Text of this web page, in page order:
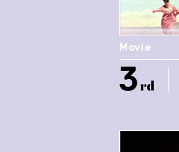
Movie